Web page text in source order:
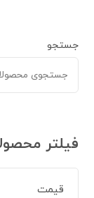
جستجو
فیلتر
قیمت